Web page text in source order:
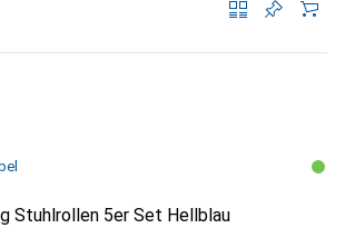
Stuhlrollen 5er Set Hellblau